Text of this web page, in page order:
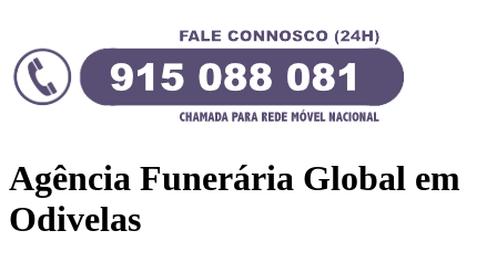
Agência Funerária Global em
Odivelas